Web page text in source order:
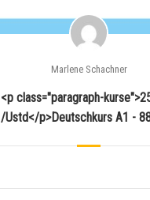
Marlene Schachner
<p class="paragraph-
/Ustd</p>Deutschkurs A1 -